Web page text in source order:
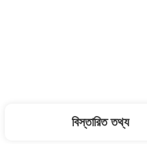
বিস্তারিত তথ্য